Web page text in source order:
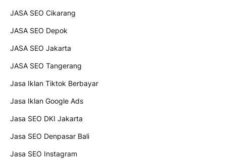
JASA SEO Cikarang
JASA SEO Depok
JASA SEO Jakarta
JASA SEO Tangerang
Jasa Iklan Tiktok Berbayar
Jasa Iklan Google Ads
Jasa SEO DKI Jakarta
Jasa SEO Denpasar Bali
Jasa SEO Instagram